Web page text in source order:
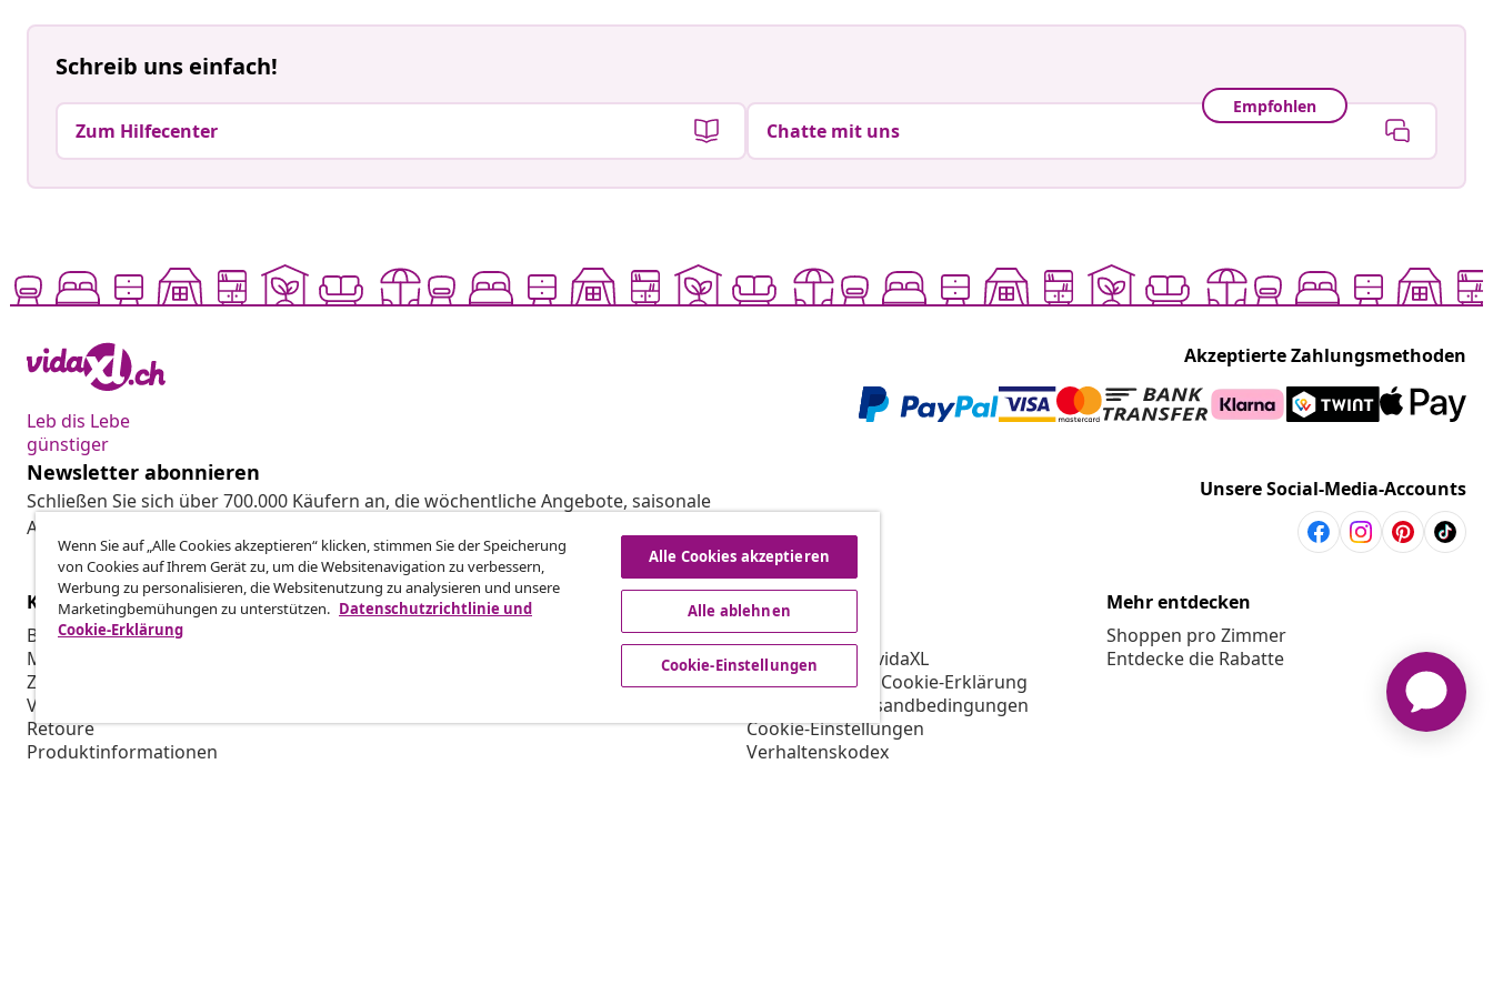
Schreib uns einfach!
Zum Hilfecenter
Empfohlen
Chatte mit uns
Leb dis Lebe
günstiger
Akzeptierte Zahlungsmethoden
Newsletter abonnieren
Schließen Sie sich über 700.000 Käufern an, die wöchentliche Angebote, saisonale
Aktionen und Neuheiten von vidaXL erhalten.
Unsere Social-Media-Accounts
Kundenservice
Bestellung verfolgen
Mein Konto
Zahlung
Versand & Lieferung
Retoure
Produktinformationen
Business
vidaXL
Über vidaXL
AGB Verkäufer vidaXL
Datenschutz- & Cookie-Erklärung
Priorisierte Versandbedingungen
Cookie-Einstellungen
Verhaltenskodex
Mehr entdecken
Shoppen pro Zimmer
Entdecke die Rabatte
Wenn Sie auf „Alle Cookies akzeptieren“ klicken, stimmen Sie der Speicherung
von Cookies auf Ihrem Gerät zu, um die Websitenavigation zu verbessern,
Werbung zu personalisieren, die Websitenutzung zu analysieren und unsere
Marketingbemühungen zu unterstützen. Datenschutzrichtlinie und
Cookie-Erklärung
Alle Cookies akzeptieren
Alle ablehnen
Cookie-Einstellungen